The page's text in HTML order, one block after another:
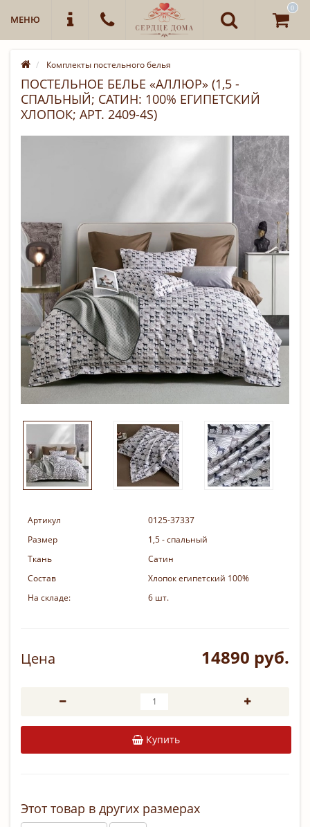
МЕНЮ
0
Комплекты постельного белья
ПОСТЕЛЬНОЕ БЕЛЬЕ «АЛЛЮР» (1,5 -
СПАЛЬНЫЙ; САТИН: 100% ЕГИПЕТСКИЙ
ХЛОПОК; АРТ. 2409-4S)
Артикул
0125-37337
Размер
1,5 - спальный
Ткань
Сатин
Состав
Хлопок египетский 100%
На складе:
6 шт.
Цена 14890 руб.
Купить
Этот товар в других размерах